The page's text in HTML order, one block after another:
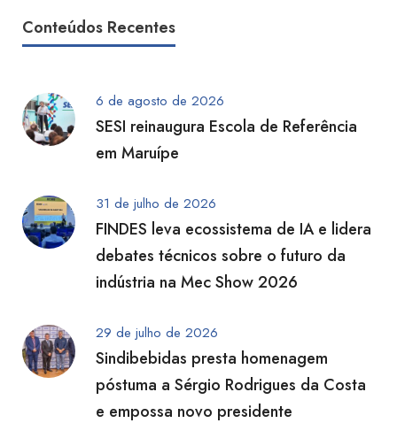
Conteúdos Recentes
6 de agosto de 2026
SESI reinaugura Escola de Referência
em Maruípe
31 de julho de 2026
FINDES leva ecossistema de IA e lidera
debates técnicos sobre o futuro da
indústria na Mec Show 2026
29 de julho de 2026
Sindibebidas presta homenagem
póstuma a Sérgio Rodrigues da Costa
e empossa novo presidente